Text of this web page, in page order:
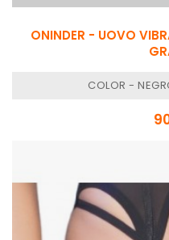
ONINDER - UOVO
COLOR -